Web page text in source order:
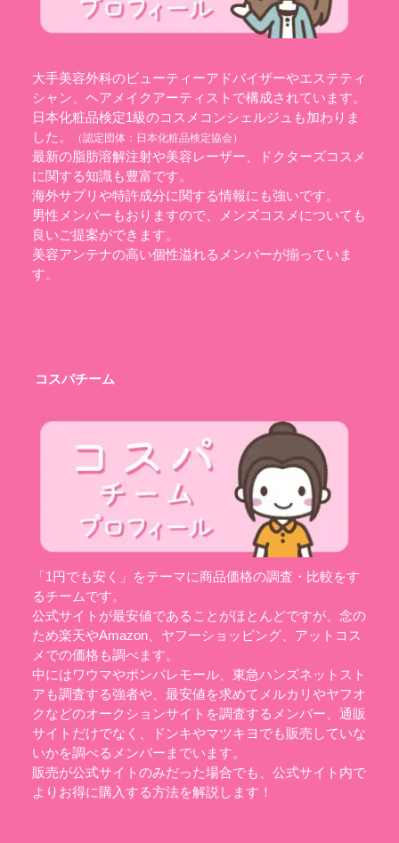
大手美容外科のビューティーアドバイザーやエステティ
シャン、ヘアメイクアーティストで構成されています。
日本化粧品検定1級のコスメコンシェルジュも加わりま
した。
（認定団体： 日本化粧品検定協会）
最新の脂肪溶解注射や美容レーザー、ドクターズコスメ
に関する知識も豊富です。
海外サプリや特許成分に関する情報にも強いです。
男性メンバーもおりますので、メンズコスメについても
良いご提案ができます。
美容アンテナの高い個性溢れるメンバーが揃っていま
す。
コスパチーム
「1円でも安く」をテーマに商品価格の調査・比較をす
るチームです。
公式サイトが最安値であることがほとんどですが、念の
ため楽天やAmazon、ヤフーショッピング、アットコス
メでの価格も調べます。
中にはワウマやポンパレモール、東急ハンズネットスト
アも調査する強者や、最安値を求めてメルカリやヤフオ
クなどのオークションサイトを調査するメンバー、通販
サイトだけでなく、ドンキやマツキヨでも販売していな
いかを調べるメンバーまでいます。
販売が公式サイトのみだった場合でも、公式サイト内で
よりお得に購入する方法を解説します！